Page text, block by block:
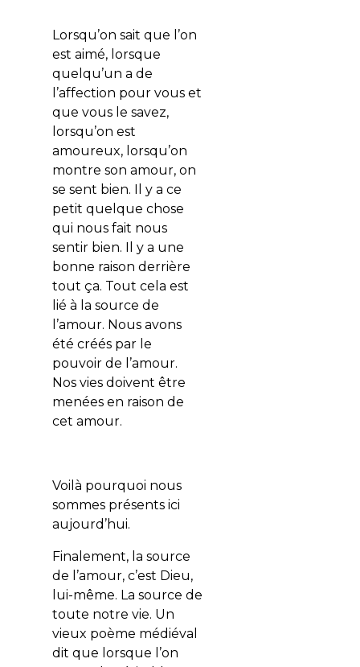
Lorsqu’on sait que l’on
est aimé, lorsque
quelqu’un a de
l’affection pour vous et
que vous le savez,
lorsqu’on est
amoureux, lorsqu’on
montre son amour, on
se sent bien. Il y a ce
petit quelque chose
qui nous fait nous
sentir bien. Il y a une
bonne raison derrière
tout ça. Tout cela est
lié à la source de
l’amour. Nous avons
été créés par le
pouvoir de l’amour.
Nos vies doivent être
menées en raison de
cet amour.
Voilà pourquoi nous
sommes présents ici
aujourd’hui.
Finalement, la source
de l’amour, c’est Dieu,
lui-même. La source de
toute notre vie. Un
vieux poème médiéval
dit que lorsque l’on